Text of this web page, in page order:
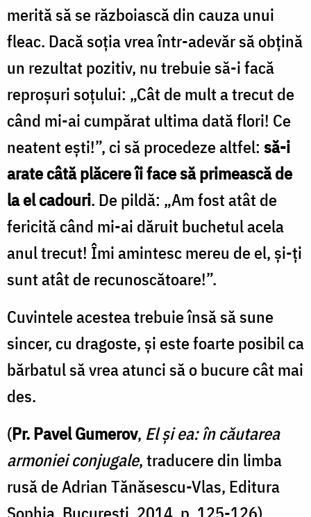
merită să se războiască din cauza unui
fleac. Dacă soţia vrea într-adevăr să obţină
un rezultat pozitiv, nu trebuie să-i facă
reproşuri soţului: „Cât de mult a trecut de
când mi-ai cumpărat ultima dată flori! Ce
neatent eşti!”, ci să procedeze altfel: să-i
arate câtă plăcere îi face să primească de
la el cadouri. De pildă: „Am fost atât de
fericită când mi-ai dăruit buchetul acela
anul trecut! Îmi amintesc mereu de el, şi-ţi
sunt atât de recunoscătoare!”.
Cuvintele acestea trebuie însă să sune
sincer, cu dragoste, şi este foarte posibil ca
bărbatul să vrea atunci să o bucure cât mai
des.
(Pr. Pavel Gumerov, El şi ea: în căutarea
armoniei conjugale, traducere din limba
rusă de Adrian Tănăsescu-Vlas, Editura